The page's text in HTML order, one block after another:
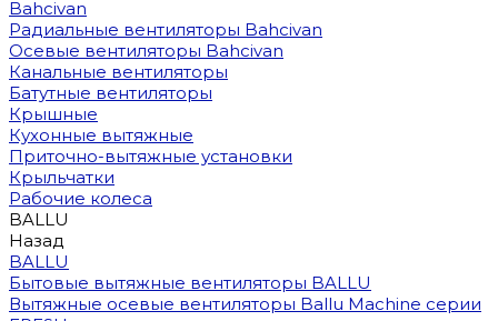
Bahcivan
Радиальные вентиляторы Bahcivan
Осевые вентиляторы Bahcivan
Канальные вентиляторы
Батутные вентиляторы
Крышные
Кухонные вытяжные
Приточно-вытяжные установки
Крыльчатки
Рабочие колеса
BALLU
Назад
BALLU
Бытовые вытяжные вентиляторы BALLU
Вытяжные осевые вентиляторы Ballu Machine серии